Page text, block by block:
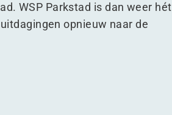
WSP Parkstad is dan weer hét
opnieuw naar de